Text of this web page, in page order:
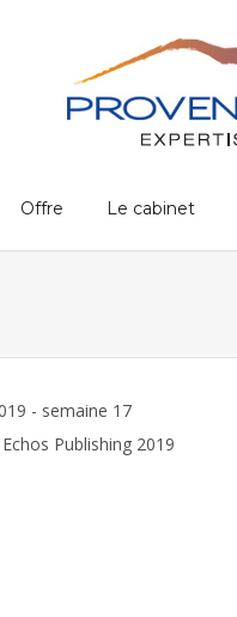
Offre Le cabinet
- semaine 17
Publishing 2019